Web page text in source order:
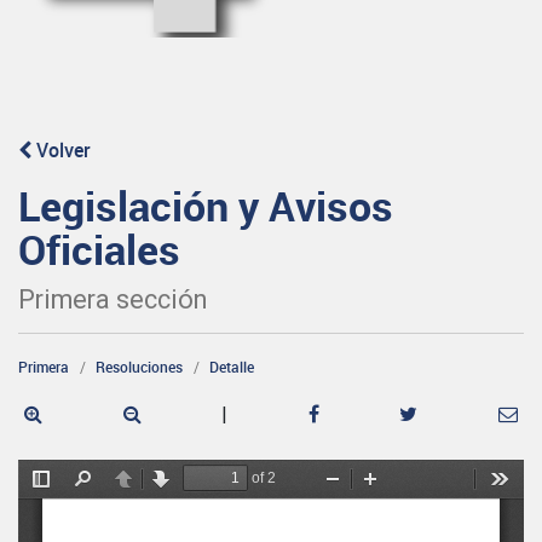
Volver
Legislación y Avisos
Oficiales
Primera sección
Primera Resoluciones Detalle
|